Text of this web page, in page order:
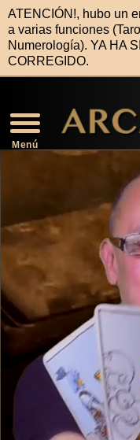
ATENCIÓN!, hubo un
a varias funciones
Numerología). YA HA
CORREGIDO.
Menú Video